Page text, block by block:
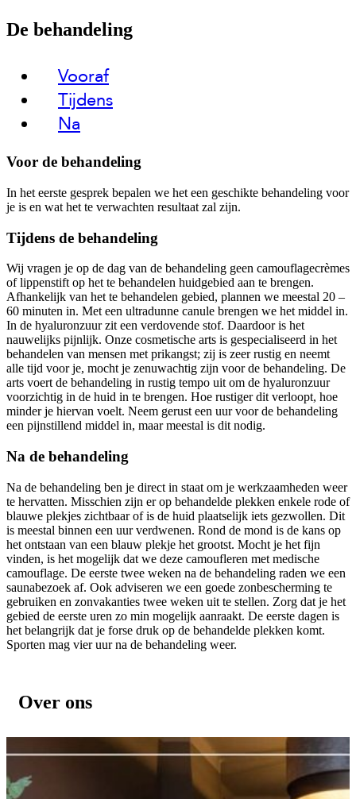
De behandeling
Vooraf
Tijdens
Na
Voor de behandeling
In het eerste gesprek bepalen we het een geschikte behandeling voor
je is en wat het te verwachten resultaat zal zijn.
Tijdens de behandeling
Wij vragen je op de dag van de behandeling geen camouflagecrèmes
of lippenstift op het te behandelen huidgebied aan te brengen.
Afhankelijk van het te behandelen gebied, plannen we meestal 20 –
60 minuten in. Met een ultradunne canule brengen we het middel in.
In de hyaluronzuur zit een verdovende stof. Daardoor is het
nauwelijks pijnlijk. Onze cosmetische arts is gespecialiseerd in het
behandelen van mensen met prikangst; zij is zeer rustig en neemt
alle tijd voor je, mocht je zenuwachtig zijn voor de behandeling. De
arts voert de behandeling in rustig tempo uit om de hyaluronzuur
voorzichtig in de huid in te brengen. Hoe rustiger dit verloopt, hoe
minder je hiervan voelt. Neem gerust een uur voor de behandeling
een pijnstillend middel in, maar meestal is dit nodig.
Na de behandeling
Na de behandeling ben je direct in staat om je werkzaamheden weer
te hervatten. Misschien zijn er op behandelde plekken enkele rode of
blauwe plekjes zichtbaar of is de huid plaatselijk iets gezwollen. Dit
is meestal binnen een uur verdwenen. Rond de mond is de kans op
het ontstaan van een blauw plekje het grootst. Mocht je het fijn
vinden, is het mogelijk dat we deze camoufleren met medische
camouflage. De eerste twee weken na de behandeling raden we een
saunabezoek af. Ook adviseren we een goede zonbescherming te
gebruiken en zonvakanties twee weken uit te stellen. Zorg dat je het
gebied de eerste uren zo min mogelijk aanraakt. De eerste dagen is
het belangrijk dat je forse druk op de behandelde plekken komt.
Sporten mag vier uur na de behandeling weer.
Over ons